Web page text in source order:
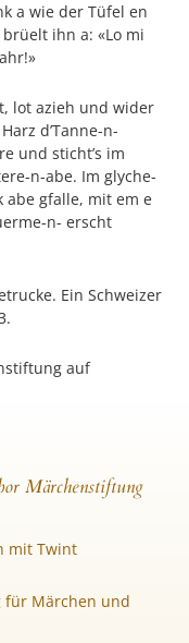
a wie der Tüfel en
ihn a: «Lo mi
lot azieh und wider
d’Tanne-n-
und sticht’s im
n-abe. Im glyche-
abe gfalle, mit em e
n- erscht
Ein Schweizer
auf
Märchenstiftung
mit Twint
für Märchen und